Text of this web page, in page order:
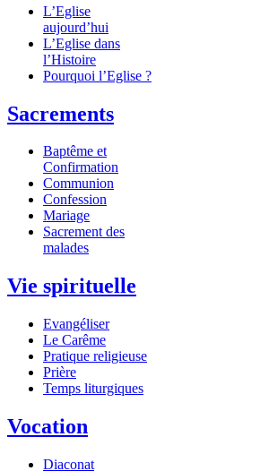
L’Eglise
aujourd’hui
L’Eglise dans
l’Histoire
Pourquoi l’Eglise ?
Sacrements
Baptême et
Confirmation
Communion
Confession
Mariage
Sacrement des
malades
Vie spirituelle
Evangéliser
Le Carême
Pratique religieuse
Prière
Temps liturgiques
Vocation
Diaconat